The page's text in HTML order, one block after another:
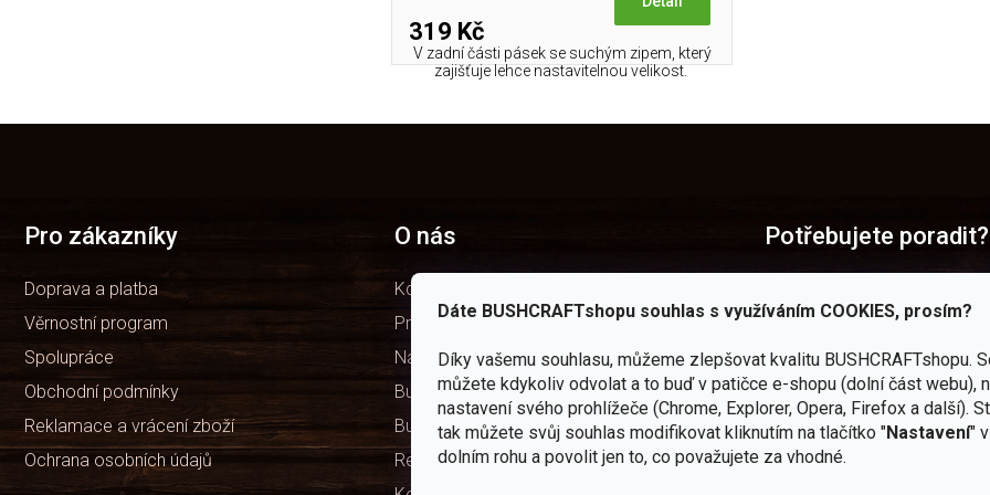
Dáte BUSHCRAFTshopu souhlas s využíváním COOKIES, prosím?
Díky vašemu souhlasu, můžeme zlepšovat kvalitu BUSHCRAFTshopu.
můžete kdykoliv odvolat a to buď v patičce e-shopu (dolní část webu),
nastavení svého prohlížeče (Chrome, Explorer, Opera, Firefox a další).
tak můžete svůj souhlas modifikovat kliknutím na tlačítko "Nastavení"
dolním rohu a povolit jen to, co považujete za vhodné.
319 Kč
V zadní části pásek se suchým zipem, který
zajišťuje lehce nastavitelnou velikost.
O
a
í
r
k
y
v
ý
p
Pro zákazníky
Doprava a platba
Věrnostní program
Spolupráce
Obchodní podmínky
Reklamace a vrácení zboží
Ochrana osobních údajů
O nás
Kdo jsme
Prodejny
Naše značka — JuBö
Bushcraft víkendy
Bushcraft Portál
Recenze obchodu
Potřebujete poradit?
(Po - Pá 9 - 16 hod.)
Facebook
Všechny novinky na
Instagram